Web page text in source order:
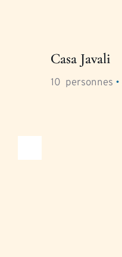
Casa Javali
10
  personnes
•